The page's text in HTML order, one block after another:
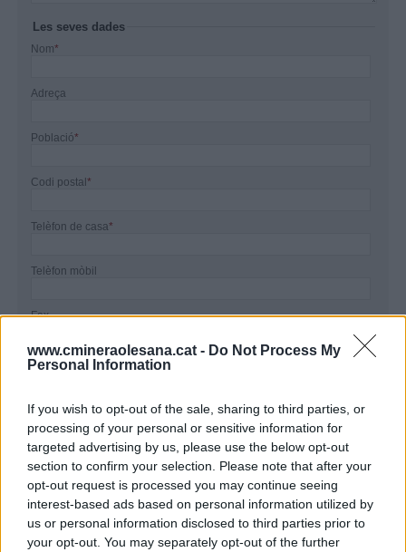
www.cmineraolesana.cat - Do Not Process My
Personal Information
If you wish to opt-out of the sale, sharing to third parties, or
processing of your personal or sensitive information for
targeted advertising by us, please use the below opt-out
section to confirm your selection. Please note that after your
opt-out request is processed you may continue seeing
interest-based ads based on personal information utilized by
us or personal information disclosed to third parties prior to
your opt-out. You may separately opt-out of the further
Les seves dades
Nom*
Adreça
Població*
Codi postal *
Telèfon de casa*
Telèfon mòbil
Fax
Correu electrònic*
He llegit i accepto laPolítica de Privacitat